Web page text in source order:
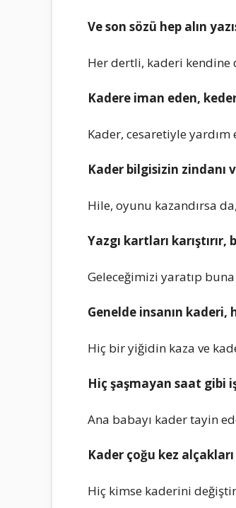
Ve son sözü hep alın
Her dertli, kaderi kendine
Kadere iman eden,
Kader, cesaretiyle
Kader bilgisizin zindanı
Hile, oyunu kazandırsa
Yazgı kartları
Geleceğimizi yaratıp
Genelde insanın
Hiç bir yiğidin kaza ve
Hiç şaşmayan saat gibi
Ana babayı kader tayin
Kader çoğu kez
Hiç kimse kaderini